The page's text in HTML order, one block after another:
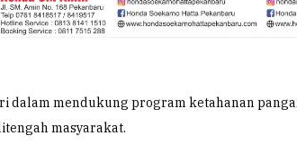
dalam mendukung program ketahanan
masyarakat.